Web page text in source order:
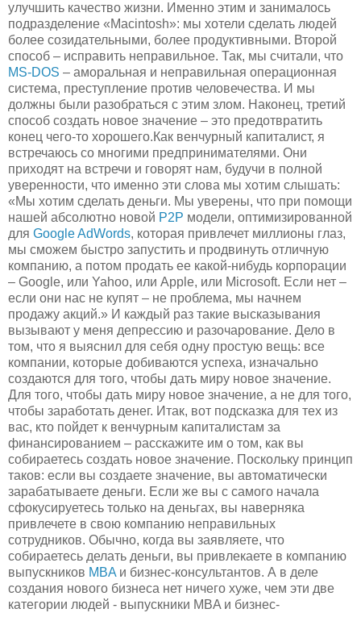
улучшить качество жизни. Именно этим и занималось
подразделение «Macintosh»: мы хотели сделать людей
более созидательными, более продуктивными. Второй
способ – исправить неправильное. Так, мы считали, что
MS-DOS – аморальная и неправильная операционная
система, преступление против человечества. И мы
должны были разобраться с этим злом. Наконец, третий
способ создать новое значение – это предотвратить
конец чего-то хорошего.Как венчурный капиталист, я
встречаюсь со многими предпринимателями. Они
приходят на встречи и говорят нам, будучи в полной
уверенности, что именно эти слова мы хотим слышать:
«Мы хотим сделать деньги. Мы уверены, что при помощи
нашей абсолютно новой P2P модели, оптимизированной
для Google AdWords, которая привлечет миллионы глаз,
мы сможем быстро запустить и продвинуть отличную
компанию, а потом продать ее какой-нибудь корпорации
– Google, или Yahoo, или Apple, или Microsoft. Если нет –
если они нас не купят – не проблема, мы начнем
продажу акций.» И каждый раз такие высказывания
вызывают у меня депрессию и разочарование. Дело в
том, что я выяснил для себя одну простую вещь: все
компании, которые добиваются успеха, изначально
создаются для того, чтобы дать миру новое значение.
Для того, чтобы дать миру новое значение, а не для того,
чтобы заработать денег. Итак, вот подсказка для тех из
вас, кто пойдет к венчурным капиталистам за
финансированием – расскажите им о том, как вы
собираетесь создать новое значение. Поскольку принцип
таков: если вы создаете значение, вы автоматически
зарабатываете деньги. Если же вы с самого начала
сфокусируетесь только на деньгах, вы наверняка
привлечете в свою компанию неправильных
сотрудников. Обычно, когда вы заявляете, что
собираетесь делать деньги, вы привлекаете в компанию
выпускников MBA и бизнес-консультантов. А в деле
создания нового бизнеса нет ничего хуже, чем эти две
категории людей - выпускники MBA и бизнес-